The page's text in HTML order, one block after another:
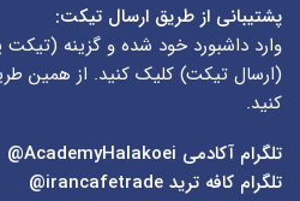
پشتیبانی از طریق ارسال تیکت:
وارد داشبورد خود شده و گزینه (تیکت
(ارسال تیکت) کلیک کنید. از همین
کنید.
تلگرام آکادمی
تلگرام کافه ترید irancafetrade@